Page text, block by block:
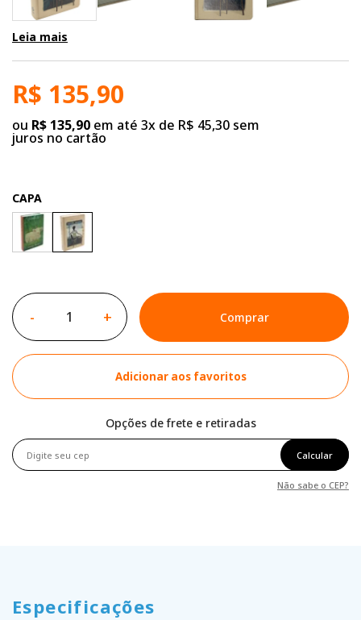
Leia mais
R$ 135,90
ou R$ 135,90 em até 3x de R$ 45,30 sem
juros no cartão
CAPA
- + Comprar
Adicionar aos favoritos
Opções de frete e retiradas
Calcular
Não sabe o CEP?
Especificações